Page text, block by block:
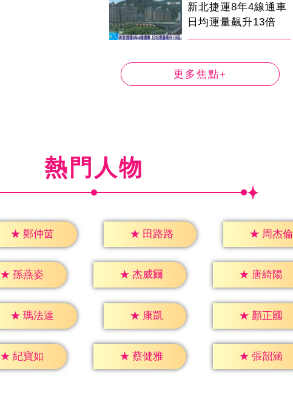
新北捷運8年4線通車
日均運量飆升13倍
更多焦點+
熱門人物
★ 鄭仲茵 ★ 田路路 ★ 周杰倫
★ 孫燕姿 ★ 杰威爾 ★ 唐綺陽
★ 瑪法達 ★ 康凱 ★ 顏正國
★ 紀寶如 ★ 蔡健雅 ★ 張韶涵